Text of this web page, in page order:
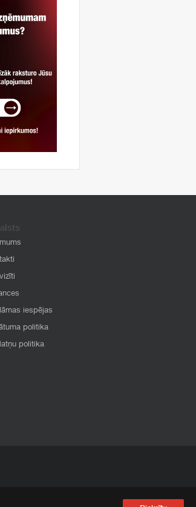
iespējas
politika
politika